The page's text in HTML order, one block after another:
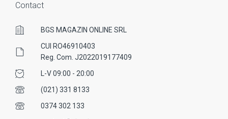
Contact
BGS MAGAZIN ONLINE SRL
CUI RO46910403
Reg. Com. J2022019177409
L-V 09:00 - 20:00
(021) 331 8133
0374 302 133